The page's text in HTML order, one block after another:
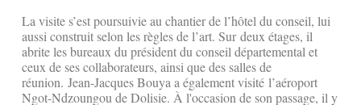
La visite s’est poursuivie au chantier de l’hôtel du conseil, lui
aussi construit selon les règles de l’art. Sur deux étages, il
abrite les bureaux du président du conseil départemental et
ceux de ses collaborateurs, ainsi que des salles de
réunion. Jean-Jacques Bouya a également visité l’aéroport
Ngot-Ndzoungou de Dolisie. À l'occasion de son passage, il y